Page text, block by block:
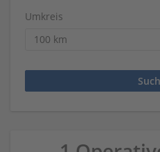
Umkreis